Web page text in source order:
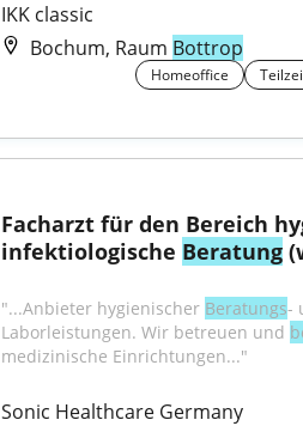
IKK classic
Bochum, Raum Bottrop
Homeoffice
Facharzt für den Bereich
infektiologische Beratung
"...Anbieter hygienischer Beratungs-
Laborleistungen. Wir betreuen und
medizinische Einrichtungen..."
Sonic Healthcare Germany